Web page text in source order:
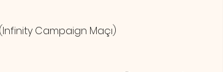
Campaign Maçı)